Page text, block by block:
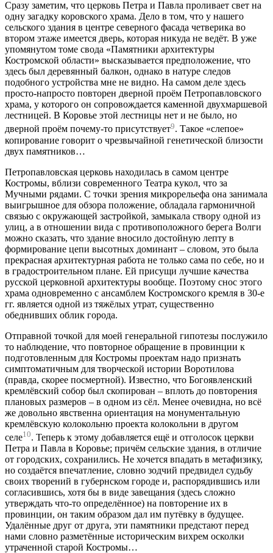
Сразу заметим, что церковь Петра и Павла проливает свет на
одну загадку коровского храма. Дело в том, что у нашего
сельского здания в центре северного фасада четверика во
втором этаже имеется дверь, которая никуда не ведёт. В уже
упомянутом томе свода «Памятники архитектуры
Костромской области» высказывается предположение, что
здесь был деревянный балкон, однако в натуре следов
подобного устройства мне не видно. На самом деле здесь
просто-напросто повторен дверной проём Петропавловского
храма, у которого он сопровождается каменной двухмаршевой
лестницей. В Коровье этой лестницы нет и не было, но
дверной проём почему-то присутствует9. Такое «слепое»
копирование говорит о чрезвычайной генетической близости
двух памятников…
Петропавловская церковь находилась в самом центре
Костромы, вблизи современного Театра кукол, что за
Мучными рядами. С точки зрения микрорельефа она занимала
выигрышное для обзора положение, обладала гармоничной
связью с окружающей застройкой, замыкала створу одной из
улиц, а в отношении вида с противоположного берега Волги
можно сказать, что здание вносило достойную лепту в
формирование цепи высотных доминант – словом, это была
прекрасная архитектурная работа не только сама по себе, но и
в градостроительном плане. Ей присущи лучшие качества
русской церковной архитектуры вообще. Поэтому снос этого
храма одновременно с ансамблем Костромского кремля в 30-е
гг. является одной из тяжёлых утрат, существенно
обеднивших облик города.
Отправной точкой для моей генеральной гипотезы послужило
то наблюдение, что повторное обращение в провинции к
подготовленным для Костромы проектам надо признать
симптоматичным для творческой истории Воротилова
(правда, скорее посмертной). Известно, что Богоявленский
кремлёвский собор был скопирован – вплоть до повторения
плановых размеров – в одном из сёл. Менее очевидна, но всё
же довольно явственна ориентация на монументальную
кремлёвскую колокольню проекта колокольни в другом
селе10. Теперь к этому добавляется ещё и отголосок церкви
Петра и Павла в Коровье; причём сельские здания, в отличие
от городских, сохранились. Не хочется впадать в метафизику,
но создаётся впечатление, словно зодчий предвидел судьбу
своих творений в губернском городе и, распорядившись или
согласившись, хотя бы в виде завещания (здесь сложно
утверждать что-то определённое) на повторение их в
провинции, он таким образом дал им путёвку в будущее.
Удалённые друг от друга, эти памятники предстают перед
нами словно разметённые историческим вихрем осколки
утраченной старой Костромы…